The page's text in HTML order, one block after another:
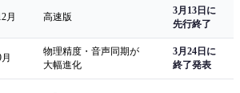
月 高速版
3月13日に
先行終了
物理精度・音声同期が
大幅進化
3月24日に
終了発表